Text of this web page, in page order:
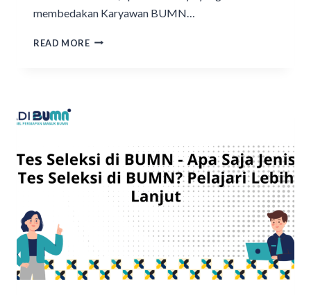
membedakan Karyawan BUMN…
READ MORE